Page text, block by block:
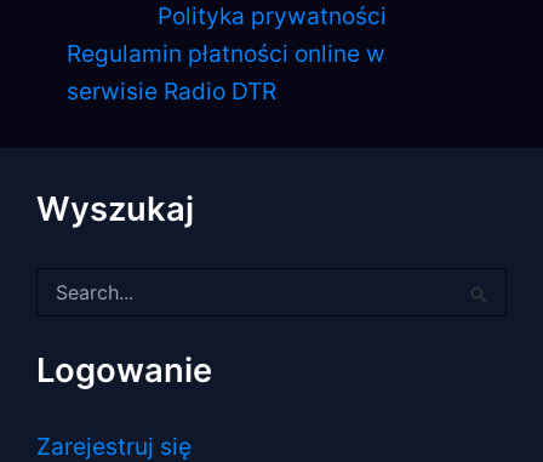
Polityka prywatności
Regulamin płatności online w
serwisie Radio DTR
Wyszukaj
dla:
Logowanie
Zarejestruj się